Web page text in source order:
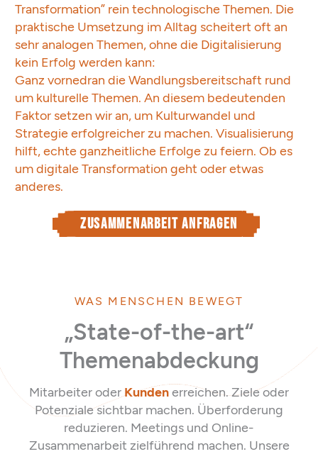
Transformation” rein technologische Themen. Die
praktische Umsetzung im Alltag scheitert oft an
sehr analogen Themen, ohne die Digitalisierung
kein Erfolg werden kann:
Ganz vornedran die Wandlungsbereitschaft rund
um kulturelle Themen. An diesem bedeutenden
Faktor setzen wir an, um Kulturwandel und
Strategie erfolgreicher zu machen. Visualisierung
hilft, echte ganzheitliche Erfolge zu feiern. Ob es
um digitale Transformation geht oder etwas
anderes.
Zusammenarbeit anfragen
WAS MENSCHEN BEWEGT
„State-of-the-art“
Themenabdeckung
Mitarbeiter oderKundenerreichen. Ziele oder
Potenziale sichtbar machen. Überforderung
reduzieren. Meetings und Online-
Zusammenarbeit zielführend machen. Unsere